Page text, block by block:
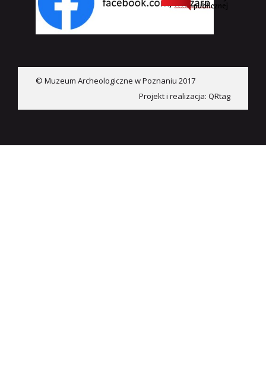
© Muzeum Archeologiczne w Poznaniu 2017
Projekt i realizacja: QRtag